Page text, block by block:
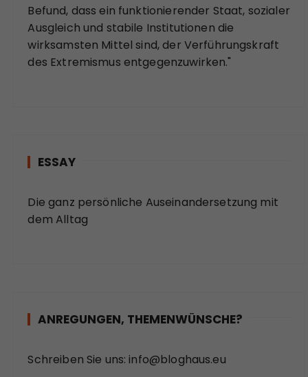
Befund, dass ein funktionierender Staat, sozialer
Ausgleich und stabile Institutionen die
wirksamsten Mittel sind, der Verführungskraft
des Extremismus entgegenzuwirken."
ESSAY
Die ganz persönliche Auseinandersetzung mit
dem Alltag
ANREGUNGEN, THEMENWÜNSCHE?
Schreiben Sie uns: info@bloghaus.eu